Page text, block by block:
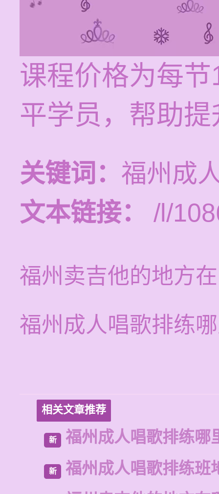
课程价格为每
平学员，帮助
关键词： 福州成
文本链接：
/l/
福州卖吉他的地方
福州成人唱歌排练
相关文章推荐
新 福州成人唱歌排练哪
新
福州成人唱歌排练班